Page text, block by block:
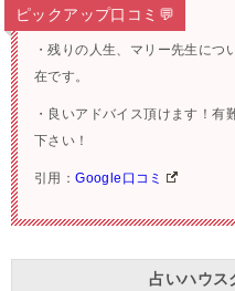
ピックアップ口コミ💬
・残りの人生、マリー先生に
在です。
・良いアドバイス頂けます！有
下さい！
引用：Google口コミ
占いハウス